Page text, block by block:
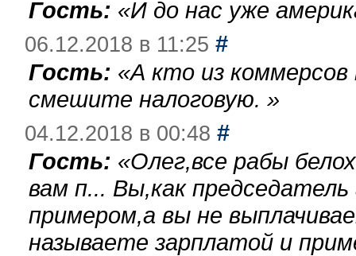
Гость: «И до нас уже
06.12.2018 в 11:25 #
Гость: «А кто из
смешите налоговую. »
04.12.2018 в 00:48 #
Гость: «Олег,все рабы
вам п... Вы,как
примером,а вы не
называете зарплатой и